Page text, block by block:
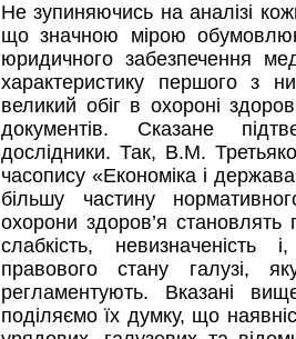
Не зупиняючись на аналізі
що значною мірою
юридичного забезпечення
характеристику першого з
великий обіг в охороні
документів. Сказане
дослідники. Так, В.М.
часопису «Економіка і
більшу частину
охорони здоров’я становлять
слабкість, невизначеність
правового стану галузі,
регламентують. Вказані
поділяємо їх думку, що